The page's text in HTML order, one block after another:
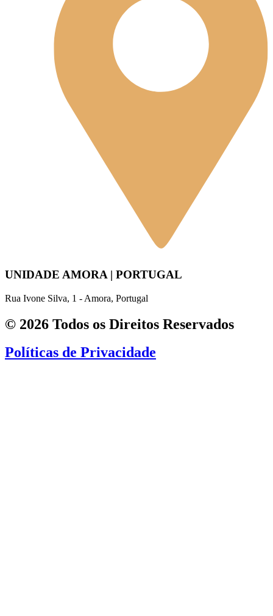
UNIDADE AMORA | PORTUGAL
Rua Ivone Silva, 1 - Amora, Portugal
© 2026 Todos os Direitos Reservados
Políticas de Privacidade